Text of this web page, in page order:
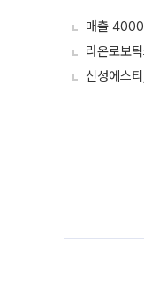
매출 4000
라온로보
신성에스